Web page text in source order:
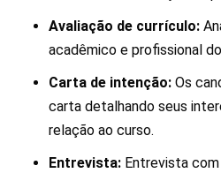
Avaliação de currículo:
acadêmico e profissional
Carta de intenção: Os
carta detalhando seus
relação ao curso.
Entrevista: Entrevista